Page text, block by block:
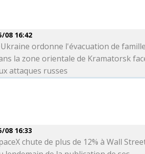
08 16:42
ordonne l'évacuation de
la zone orientale de Kramatorsk
attaques russes
08 16:33
chute de plus de 12% à Wall